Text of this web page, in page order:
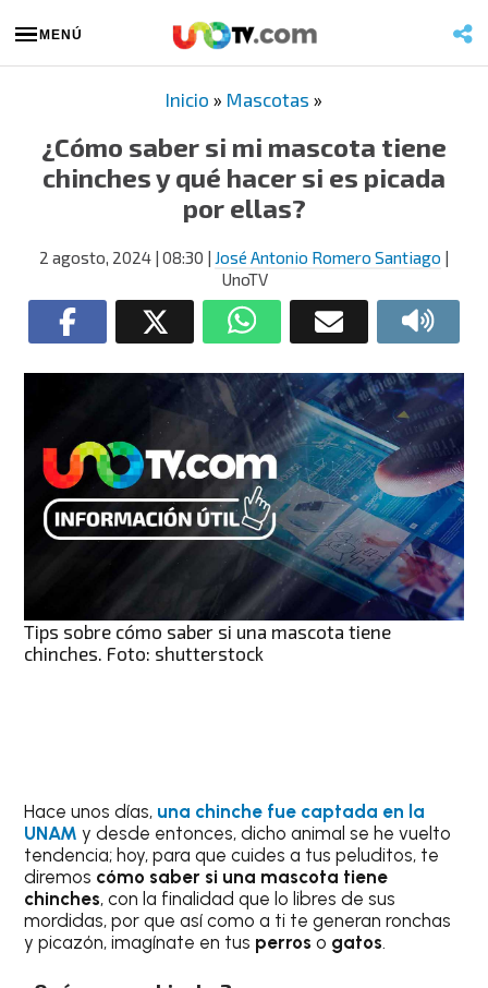
MENÚ
Inicio » Mascotas »
¿Cómo saber si mi mascota tiene
chinches y qué hacer si es picada
por ellas?
2 agosto, 2024 | 08:30 | José Antonio Romero Santiago |
UnoTV
Tips sobre cómo saber si una mascota tiene
chinches. Foto: shutterstock
Hace unos días, una chinche fue captada en la
UNAM y desde entonces, dicho animal se he vuelto
tendencia; hoy, para que cuides a tus peluditos, te
diremos cómo saber si una mascota tiene
chinches, con la finalidad que lo libres de sus
mordidas, por que así como a ti te generan ronchas
y picazón, imagínate en tus perroso gatos.